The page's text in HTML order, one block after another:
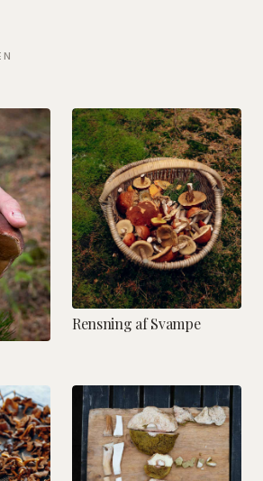
Rensning af Svampe